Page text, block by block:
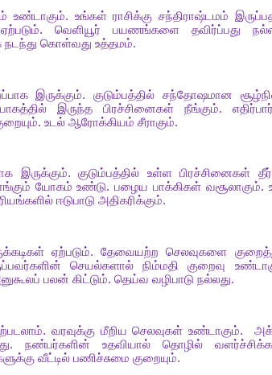
உண்டாகும். உங்கள் ராசிக்கு சந்திராஷ்டமம்
ஏற்படும். வெளியூர் பயணங்களை தவிர்ப்பது
நடந்து கொள்வது உத்தமம்.
இருக்கும். குடும்பத்தில் சந்தோஷமான
இருந்த பிரச்சினைகள் நீங்கும்.
. உடல் ஆரோக்கியம் சீராகும்.
இருக்கும்.குடும்பத்தில் உள்ள பிரச்சினைகள்
யோகம் உண்டு.பழைய பாக்கிகள் வசூலாகும்.
ஈடுபாடு அதிகரிக்கும்.
ஏற்படும்.தேவையற்ற செலவுகளை
செயல்களால் நிம்மதி குறைவு
பலன் கிட்டும். தெய்வ வழிபாடு நல்லது.
.வரவுக்கு மீறிய செலவுகள் உண்டாகும்.
. நண்பர்களின் உதவியால் தொழில்
வீட்டில் பணிச்சுமை குறையும்.